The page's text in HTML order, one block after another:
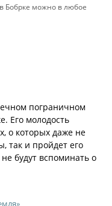
Бобрке можно в любое
пограничном
Его молодость
о которых даже не
так и пройдет его
будут вспоминать о